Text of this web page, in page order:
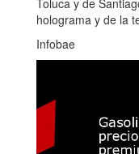
Toluca y de
holograma y de la
Infobae